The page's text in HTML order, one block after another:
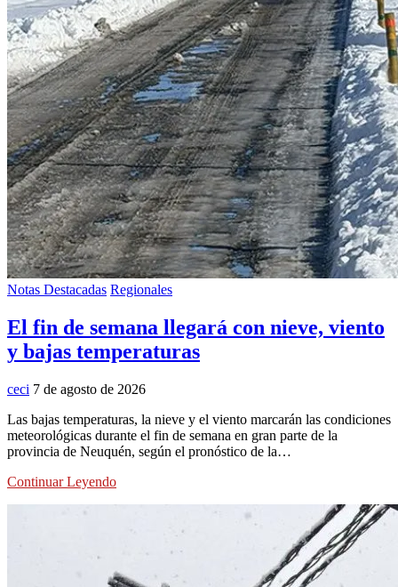
Notas Destacadas Regionales
El fin de semana llegará con nieve, viento
y bajas temperaturas
ceci 7 de agosto de 2026
Las bajas temperaturas, la nieve y el viento marcarán las condiciones
meteorológicas durante el fin de semana en gran parte de la
provincia de Neuquén, según el pronóstico de la…
Continuar Leyendo